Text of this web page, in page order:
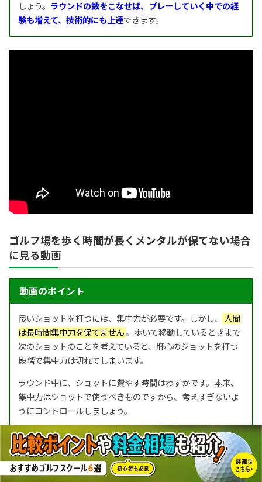
しょう。 ラウンドの数をこなせば、プレーしていく中での経
験も増えて、技術的にも上達できます。
ゴルフ場を歩く時間が長くメンタルが保てない場合
に見る動画
動画のポイント
良いショットを打つには、集中力が必要です。しかし、
人間
は長時間集中力を保てません。歩いて移動しているときまで
次のショットのことを考えていると、肝心のショットを打つ
段階で集中力は切れてしまいます。
ラウンド中に、ショットに費やす時間はわずかです。本来、
集中力はショットで使うべきものですから、考えすぎないよ
うにコントロールしましょう。
また、歩いて次のボールに向かうまでにしなければいけない
のは、前のショットの感情を引きずらないことです。
これは悪いイメージだけではなく、いいショットを引きずっ